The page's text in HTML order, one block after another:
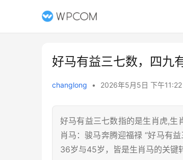
好马有益三七数，四九
changlong • 2026年5月5日 下午11:22
好马有益三七数指的是生肖虎,生
肖马：骏马奔腾迎福禄 “好马有
36岁与45岁，皆是生肖马的关键